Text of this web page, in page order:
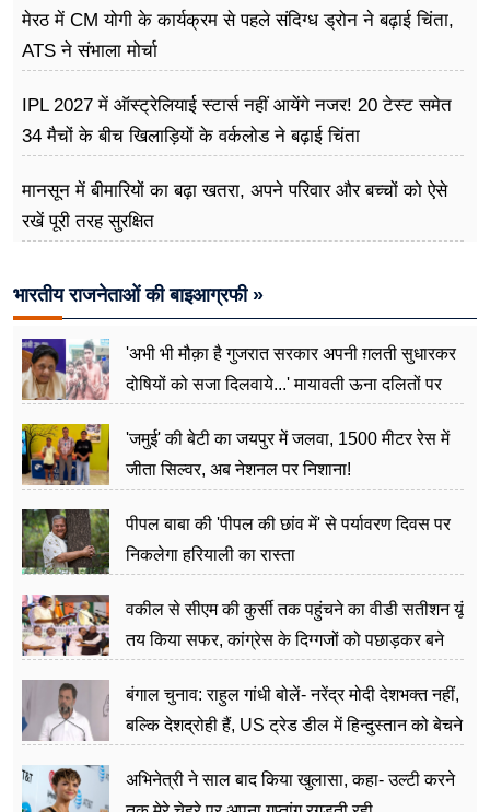
मेरठ में CM योगी के कार्यक्रम से पहले संदिग्ध ड्रोन ने बढ़ाई चिंता,
ATS ने संभाला मोर्चा
IPL 2027 में ऑस्ट्रेलियाई स्टार्स नहीं आयेंगे नजर! 20 टेस्ट समेत
34 मैचों के बीच खिलाड़ियों के वर्कलोड ने बढ़ाई चिंता
मानसून में बीमारियों का बढ़ा खतरा, अपने परिवार और बच्चों को ऐसे
रखें पूरी तरह सुरक्षित
भारतीय राजनेताओं की बाइआग्रफी »
'अभी भी मौक़ा है गुजरात सरकार अपनी ग़लती सुधारकर
दोषियों को सजा दिलवाये...' मायावती ऊना दलितों पर
'जमुई' की बेटी का जयपुर में जलवा, 1500 मीटर रेस में
जीता सिल्वर, अब नेशनल पर निशाना!
पीपल बाबा की 'पीपल की छांव में' से पर्यावरण दिवस पर
निकलेगा हरियाली का रास्ता
वकील से सीएम की कुर्सी तक पहुंचने का वीडी सतीशन यूं
तय किया सफर, कांग्रेस के दिग्गजों को पछाड़कर बने
बंगाल चुनाव: राहुल गांधी बोलें- नरेंद्र मोदी देशभक्त नहीं,
बल्कि देशद्रोही हैं, US ट्रेड डील में हिन्दुस्तान को बेचने
अभिनेत्री ने साल बाद किया खुलासा, कहा- उल्टी करने